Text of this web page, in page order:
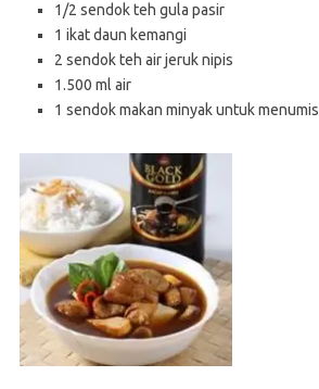
1/2 sendok teh gula pasir
1 ikat daun kemangi
2 sendok teh air jeruk nipis
1.500 ml air
1 sendok makan minyak untuk menumis